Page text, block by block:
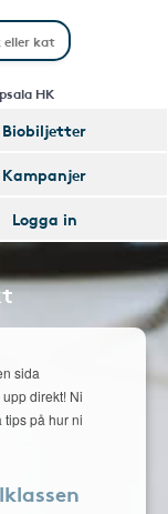
HK
Biobiljetter
Kampanjer
Logga in
sida
direkt! Ni
tips på hur ni